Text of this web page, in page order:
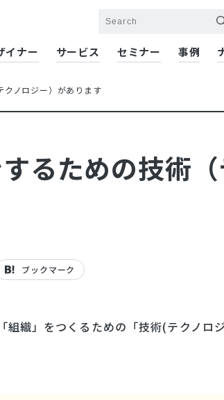
イナー サービス セミナー 事例
クノロジー）があります
るための技術
ブックマーク
織」をつくるための「技術(テクノロ